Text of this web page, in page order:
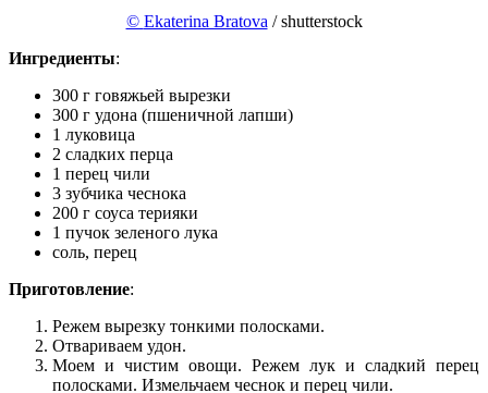
© Ekaterina Bratova / shutterstock
Ингредиенты:
300 г говяжьей вырезки
300 г удона (пшеничной лапши)
1 луковица
2 сладких перца
1 перец чили
3 зубчика чеснока
200 г соуса терияки
1 пучок зеленого лука
соль, перец
Приготовление:
Режем вырезку тонкими полосками.
Отвариваем удон.
Моем и чистим овощи. Режем лук и сладкий перец
полосками. Измельчаем чеснок и перец чили.